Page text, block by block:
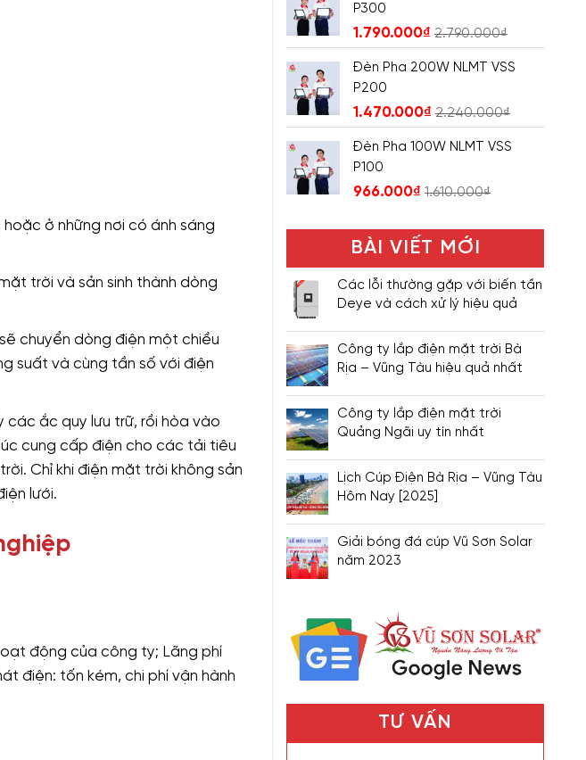
ở những nơi có ánh sáng
trời và sản sinh thành dòng
chuyển dòng điện một chiều
suất và cùng tần số với điện
ắc quy lưu trữ, rồi hòa vào
cung cấp điện cho các tải tiêu
Chỉ khi điện mặt trời không sản
lưới.
động của công ty; Lãng phí
điện: tốn kém, chi phí vận hành
P300
1.790.000₫ 2.790.000₫
Đèn Pha 200W NLMT VSS
P200
1.470.000₫ 2.240.000₫
Đèn Pha 100W NLMT VSS
P100
966.000₫ 1.610.000₫
BÀI VIẾT MỚI
Các lỗi thường gặp với biến tần
Deye và cách xử lý hiệu quả
Công ty lắp điện mặt trời Bà
Rịa – Vũng Tàu hiệu quả nhất
Công ty lắp điện mặt trời
Quảng Ngãi uy tín nhất
Lịch Cúp Điện Bà Rịa – Vũng Tàu
Hôm Nay [2025]
Giải bóng đá cúp Vũ Sơn Solar
năm 2023
TƯ VẤN